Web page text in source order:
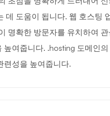
데 도움이 됩니다. 웹 호스팅
명확한 방문자를 유치하여
높여줍니다. .hosting 도메인
련성을 높여줍니다.